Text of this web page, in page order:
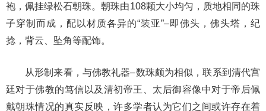
袍，佩挂绿松石朝珠。朝珠由108颗大小均匀，质地相同的珠
子穿制而成，配以材质各异的“装亚”–即佛头，佛头塔，纪
捻，背云、坠角等配饰。
从形制来看，与佛教礼器–数珠颇为相似，联系到清代宫
廷对于佛教的笃信以及清初帝王、 太后御容像中对于帝后佩
戴朝珠情况的真实反映，许多学者认为它们之间或许存在着